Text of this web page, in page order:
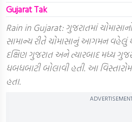
Gujarat Tak
Rain in Gujarat: ગુજરાતમાં
સામાન્ય રીતે ચોમાસાનું આગમન વહેલું
દક્ષિણ ગુજરાત અને ત્યારબાદ મધ્ય
ધબધબાટી બોલાવી હતી. આ
હતા.